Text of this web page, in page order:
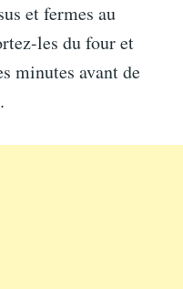
et fermes au
les du four et
minutes avant de